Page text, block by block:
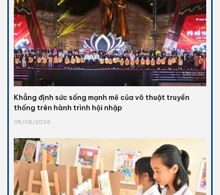
Khẳng định sức sống mạnh mẽ của võ thuật truyền
thống trên hành trình hội nhập
08/08/2026